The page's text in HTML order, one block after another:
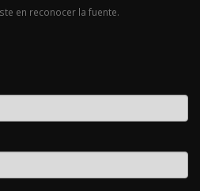
en reconocer la fuente.